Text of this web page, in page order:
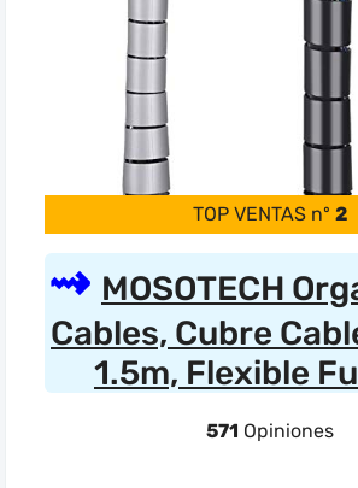
TOP VENTAS nº 2
MOSOTECH
Cables, Cubre
1.5m, Flexible
571 Opiniones